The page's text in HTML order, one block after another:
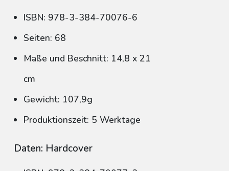
ISBN: 978-3-384-70076-6
Seiten: 68
Maße und Beschnitt: 14,8 x 21
cm
Gewicht: 107,9g
Produktionszeit: 5 Werktage
Daten: Hardcover